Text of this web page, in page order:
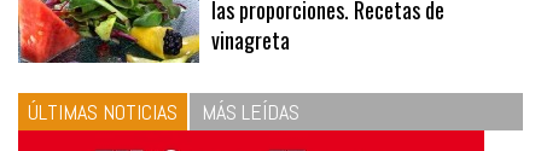
las proporciones. Recetas de
vinagreta
ÚLTIMAS NOTICIAS MÁS LEÍDAS